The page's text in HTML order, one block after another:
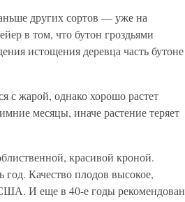
других сортов — уже на
в том, что бутон гроздьями
истощения деревца часть бутоне
с жарой, однако хорошо растет
месяцы, иначе растение теряет
красивой кроной.
Качество плодов высокое,
И еще в 40-е годы рекомендован